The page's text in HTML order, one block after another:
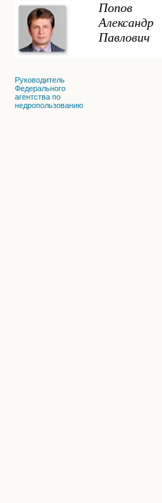
Попов
Александр
Павлович
Руководитель
Федерального
агентства по
недропользованию